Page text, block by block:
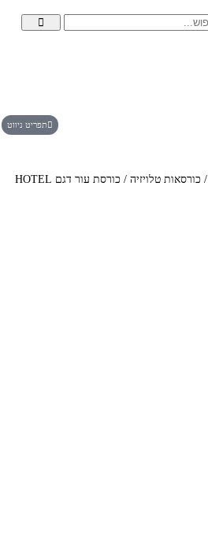
תפריט ניווט
כורסאות טלויזיה/ כורסת עור דגם HOTEL